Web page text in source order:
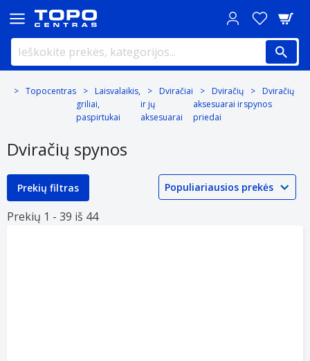
Topocentras
Laisvalaikis,
griliai,
paspirtukai
Dviračiai
ir jų
aksesuarai
Dviračių
aksesuarai ir
priedai
Dviračių
spynos
Dviračių spynos
Prekių filtras
Prekių 1 - 39 iš 44